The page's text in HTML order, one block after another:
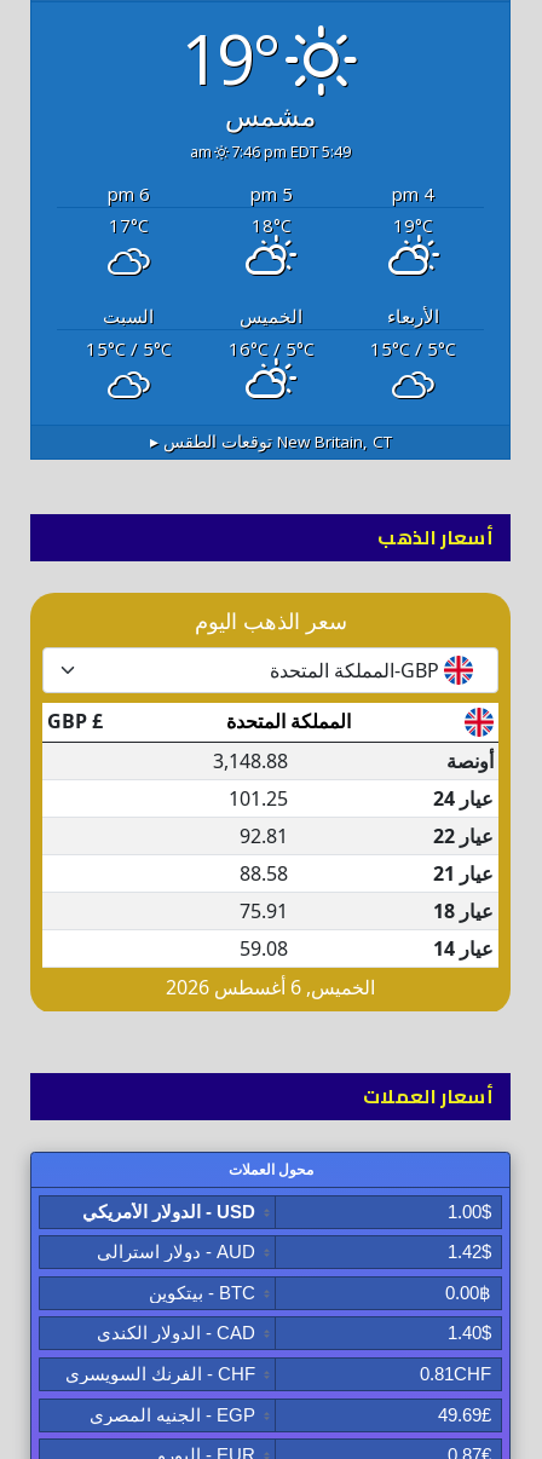
19°
مشمس
5:49 am
7:46 pm EDT
4 pm
5 pm
6 pm
19°C
18°C
17°C
الأربعاء الخميس
السبت
15°C / 5°C
16°C/ 5°C
15°C/ 5°C
New Britain, CTتوقعات الطقس ▸
أسعار الذهب
أسعار العملات